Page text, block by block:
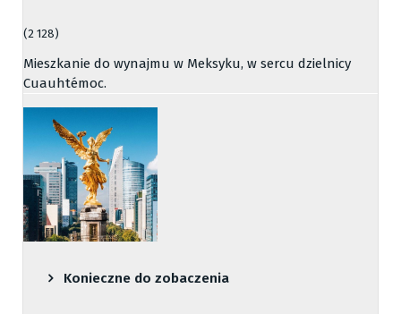
(2 128)
Mieszkanie do wynajmu w Meksyku, w sercu dzielnicy
Cuauhtémoc.
Konieczne do zobaczenia